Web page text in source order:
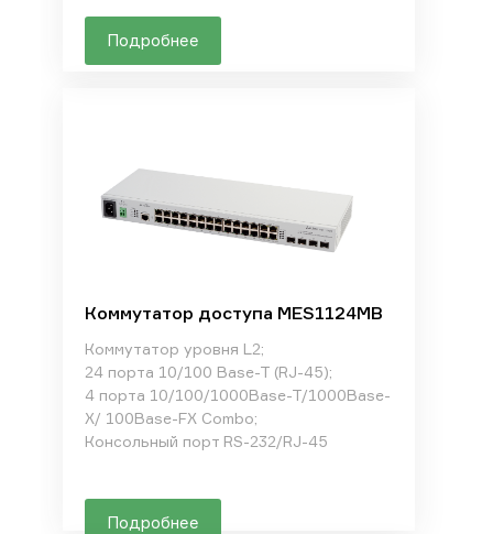
Подробнее
Коммутатор доступа MES1124MB
Коммутатор уровня L2;
24 порта 10/100 Base-T (RJ-45);
4 порта 10/100/1000Base-T/1000Base-
X/ 100Base-FX Combo;
Консольный порт RS-232/RJ-45
Подробнее